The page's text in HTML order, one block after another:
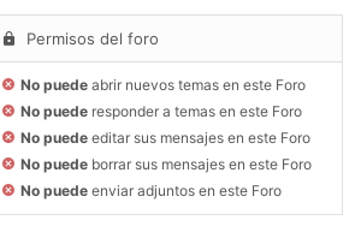
Permisos del foro
No puede abrir nuevos temas en este Foro
No puede responder a temas en este Foro
No puede editar sus mensajes en este Foro
No puede borrar sus mensajes en este Foro
No puede enviar adjuntos en este Foro